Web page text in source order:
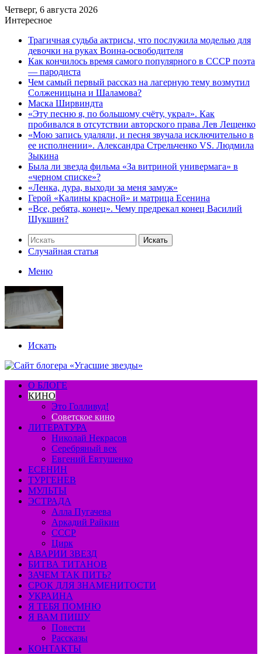
Четверг, 6 августа 2026
Интересное
Трагичная судьба актрисы, что послужила моделью для
девочки на руках Воина-освободителя
Как кончилось время самого популярного в СССР поэта
— пародиста
Чем самый первый рассказ на лагерную тему возмутил
Солженицына и Шаламова?
Маска Ширвиндта
«Эту песню я, по большому счёту, украл». Как
пробивался в отсутствии авторского права Лев Лещенко
«Мою запись удаляли, и песня звучала исключительно в
ее исполнении». Александра Стрельченко VS. Людмила
Зыкина
Была ли звезда фильма «За витриной универмага» в
«черном списке»?
«Ленка, дура, выходи за меня замуж»
Герой «Калины красной» и матрица Есенина
«Все, ребята, конец». Чему предрекал конец Василий
Шукшин?
Искать
Случайная статья
Меню
Искать
О БЛОГЕ
КИНО
Это Голливуд!
Советское кино
ЛИТЕРАТУРА
Николай Некрасов
Серебряный век
Евгений Евтушенко
ЕСЕНИН
ТУРГЕНЕВ
МУЛЬТЫ
ЭСТРАДА
Алла Пугачева
Аркадий Райкин
СССР
Цирк
АВАРИИ ЗВЕЗД
БИТВА ТИТАНОВ
ЗАЧЕМ ТАК ПИТЬ?
СРОК ДЛЯ ЗНАМЕНИТОСТИ
УКРАИНА
Я ТЕБЯ ПОМНЮ
Я ВАМ ПИШУ
Повести
Рассказы
КОНТАКТЫ